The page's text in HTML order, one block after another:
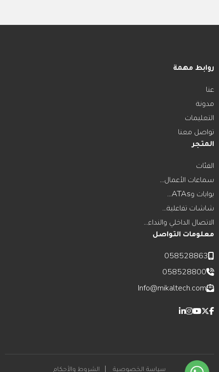
روابط مهمة
عنا
مدونة
التعليمات
تواصل معنا
المتجر
الفئات
سماعات الأعمال...
بوابات وATAs...
شاشات تفاعلية...
الاتصال الداخلي والنداء...
معلومات التواصل
058528863
058528800
Info@mikaltech.com
سياسة الخصوصية الشروط والأحكام